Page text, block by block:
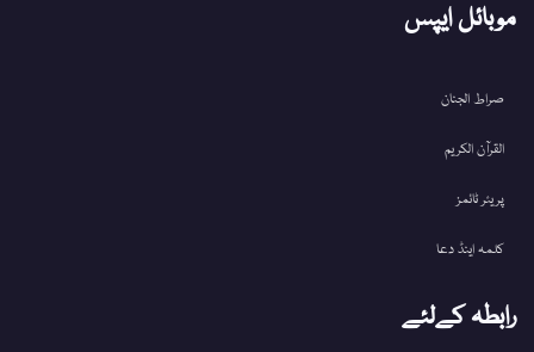
موبائل ایپس
صراط الجنان
القرآن الکریم
پریئر ٹائمز
کلمہ اینڈ دعا
رابطہ کےلئے